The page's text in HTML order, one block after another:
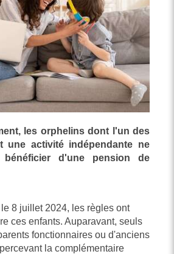
les orphelins dont l'un des
une activité indépendante ne
bénéficier d'une pension de
8 juillet 2024, les règles ont
ces enfants. Auparavant, seuls
fonctionnaires ou d'anciens
la complémentaire